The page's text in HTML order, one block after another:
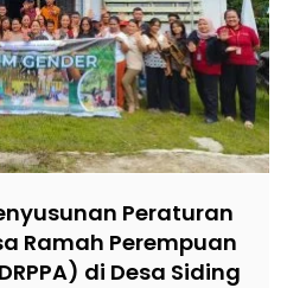
Peraturan
Ramah Perempuan
di Desa Siding